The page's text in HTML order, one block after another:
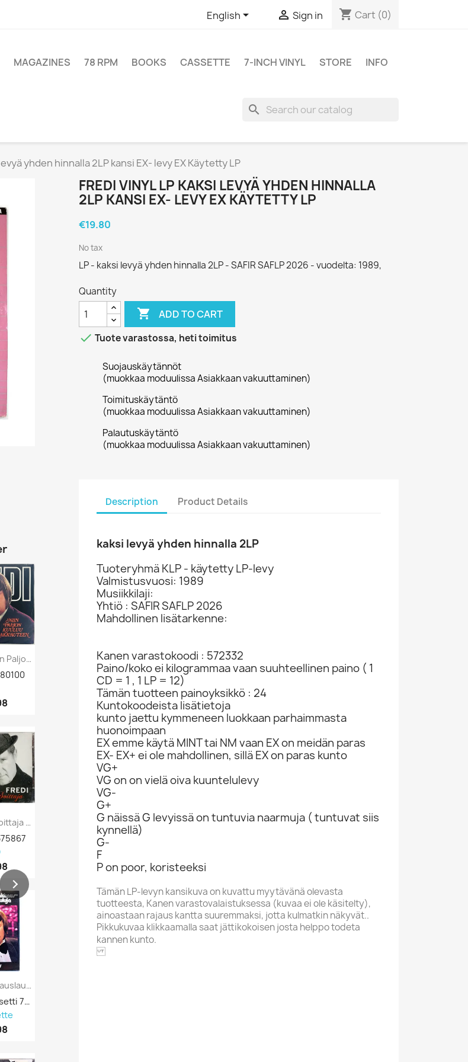
English  Sign in shopping_cart Cart (0)
MAGAZINES 78 RPM BOOKS CASSETTE 7-INCH VINYL STORE
INFO
search
yhden hinnalla 2LP kansi EX- levy EX Käytetty LP
Fredi LP Niin Paljon Kuuluu Rakkauteen...
Fredi CD Soittaja Kansi VG- Levy EX...
Fredi: Rakkauslauluja Kansipaperi EX ,...
Musiikkikasetti 752559
Fredi Käytetty 7” Ei Kuvakantta Rakkauden...
vinyylisingle SKU 692672
7-inch vinyl
€3.98
Fredi: Niin Paljon Kuuluu Rakkauteen...
Cassette
€2.98
Fredi Vinyl LP Parhaat Päältä Kansi VG+...
LP SKU 579760
LP
€12.98
Fredi: Maan Valitus Kansipaperi EX ,...
€3.98
vinyylisingle SKU 691373
7-inch vinyl
Fredi Vinyylisingle Puhu Hiljaa...
FREDI VINYL LP KAKSI LEVYÄ YHDEN HINNALLA
2LP KANSI EX- LEVY EX KÄYTETTY LP
€19.80
No tax
LP - kaksi levyä yhden hinnalla 2LP - SAFIR SAFLP 2026 - vuodelta: 1989,
Quantity
 ADD TO CART
 Tuote varastossa, heti toimitus
Suojauskäytännöt
(muokkaa moduulissa Asiakkaan vakuuttaminen)
Toimituskäytäntö
(muokkaa moduulissa Asiakkaan vakuuttaminen)
Palautuskäytäntö
(muokkaa moduulissa Asiakkaan vakuuttaminen)
Description Product Details
kaksi levyä yhden hinnalla 2LP
Tuoteryhmä KLP - käytetty LP-levy
Valmistusvuosi: 1989
Musiikkilaji:
Yhtiö : SAFIR SAFLP 2026
Mahdollinen lisätarkenne:
Kanen varastokoodi : 572332
Paino/koko ei kilogrammaa vaan suuhteellinen paino ( 1
CD = 1 , 1 LP = 12)
Tämän tuotteen painoyksikkö : 24
Kuntokoodeista lisätietoja
kunto jaettu kymmeneen luokkaan parhaimmasta
huonoimpaan
EX emme käytä MINT tai NM vaan EX on meidän paras
EX- EX+ ei ole mahdollinen, sillä EX on paras kunto
VG+
VG on on vielä oiva kuuntelulevy
VG-
G+
G näissä G levyissä on tuntuvia naarmuja ( tuntuvat siis
kynnellä)
G-
F
P on poor, koristeeksi
Tämän LP-levyn kansikuva on kuvattu myytävänä olevasta
tuotteesta, Kanen varastovalaistuksessa (kuvaa ei ole käsitelty),
ainoastaan rajaus kantta suuremmaksi, jotta kulmatkin näkyvät..
Pikkukuvaa klikkaamalla saat jättikokoisen josta helppo todeta
kannen kunto.